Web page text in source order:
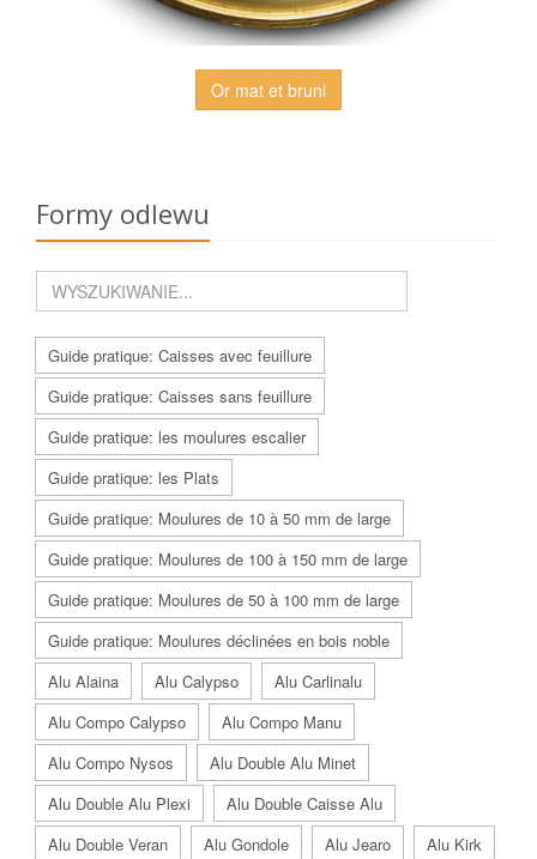
Or mat et bruni
Formy odlewu
Guide pratique: Caisses avec feuillure
Guide pratique: Caisses sans feuillure
Guide pratique: les moulures escalier
Guide pratique: les Plats
Guide pratique: Moulures de 10 à 50 mm de large
Guide pratique: Moulures de 100 à 150 mm de large
Guide pratique: Moulures de 50 à 100 mm de large
Guide pratique: Moulures déclinées en bois noble
Alu Alaina
Alu Calypso
Alu Carlinalu
Alu Compo Calypso
Alu Compo Manu
Alu Compo Nysos
Alu Double Alu Minet
Alu Double Alu Plexi
Alu Double Caisse Alu
Alu Double Veran
Alu Gondole Alu Jearo
Alu Kirk